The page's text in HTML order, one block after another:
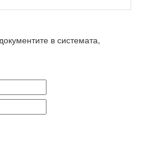
в системата,